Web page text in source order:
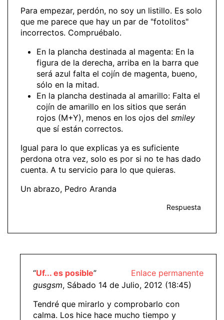
Para empezar, perdón, no soy un listillo. Es solo
que me parece que hay un par de "fotolitos"
incorrectos. Compruébalo.
En la plancha destinada al magenta: En la
figura de la derecha, arriba en la barra que
será azul falta el cojín de magenta, bueno,
sólo en la mitad.
En la plancha destinada al amarillo: Falta el
cojín de amarillo en los sitios que serán
rojos (M+Y), menos en los ojos del smiley
que sí están correctos.
Igual para lo que explicas ya es suficiente
perdona otra vez, solo es por si no te has dado
cuenta. A tu servicio para lo que quieras.
Un abrazo, Pedro Aranda
Respuesta
Enlace permanente
“Uf... es posible”
gusgsm, Sábado 14 de Julio, 2012 (18:45)
Tendré que mirarlo y comprobarlo con
calma. Los hice hace mucho tiempo y